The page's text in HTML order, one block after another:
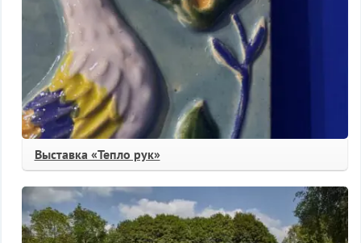
Выставка «Тепло рук»